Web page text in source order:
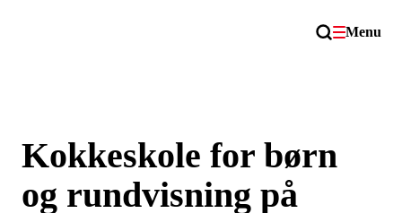
Menu
Kokkeskole for børn
og rundvisning på